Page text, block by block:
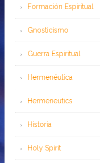
Formación Espiritual
Gnosticismo
Guerra Espiritual
Hermenéutica
Hermeneutics
Historia
Holy Spirit